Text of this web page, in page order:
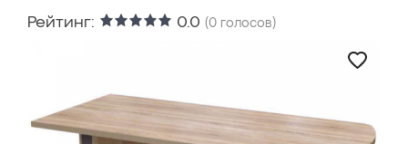
Рейтинг: 0.0 (0 голосов)